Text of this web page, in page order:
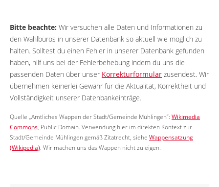
Bitte beachte: Wir versuchen alle Daten und Informationen zu
den Wahlbüros in unserer Datenbank so aktuell wie möglich zu
halten. Solltest du einen Fehler in unserer Datenbank gefunden
haben, hilf uns bei der Fehlerbehebung indem du uns die
passenden Daten über unser Korrekturformular zusendest. Wir
übernehmen keinerlei Gewähr für die Aktualität, Korrektheit und
Vollständigkeit unserer Datenbankeinträge.
Quelle „Amtliches Wappen der Stadt/Gemeinde Mühlingen“: Wikimedia
Commons, Public Domain. Verwendung hier im direkten Kontext zur
Stadt/Gemeinde Mühlingen gemäß Zitatrecht, siehe Wappensatzung
(Wikipedia). Wir machen uns das Wappen nicht zu eigen.